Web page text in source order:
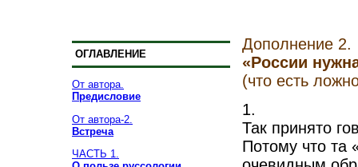
ОГЛАВЛЕНИЕ
От автора.
Предисловие
От автора-2.
Встреча
ЧАСТЬ 1.
Дополнение 2.
«России
(что есть
1.
Так принято
Потому что та